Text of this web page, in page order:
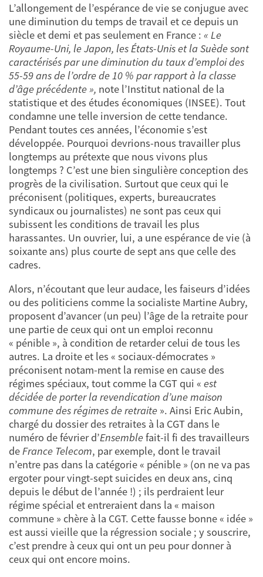
L’allongement de l’espérance de vie se conjugue avec
une diminution du temps de travail et ce depuis un
siècle et demi et pas seulement en France : « Le
Royaume-Uni, le Japon, les États-Unis et la Suède sont
caractérisés par une diminution du taux d’emploi des
55-59 ans de l’ordre de 10 % par rapport à la classe
d’âge précédente », note l’Institut national de la
statistique et des études économiques (INSEE). Tout
condamne une telle inversion de cette tendance.
Pendant toutes ces années, l’économie s’est
développée. Pourquoi devrions-nous travailler plus
longtemps au prétexte que nous vivons plus
longtemps ? C’est une bien singulière conception des
progrès de la civilisation. Surtout que ceux qui le
préconisent (politiques, experts, bureaucrates
syndicaux ou journalistes) ne sont pas ceux qui
subissent les conditions de travail les plus
harassantes. Un ouvrier, lui, a une espérance de vie (à
soixante ans) plus courte de sept ans que celle des
cadres.
Alors, n’écoutant que leur audace, les faiseurs d’idées
ou des politiciens comme la socialiste Martine Aubry,
proposent d’avancer (un peu) l’âge de la retraite pour
une partie de ceux qui ont un emploi reconnu
« pénible », à condition de retarder celui de tous les
autres. La droite et les « sociaux-démocrates »
préconisent notam-ment la remise en cause des
régimes spéciaux, tout comme la CGT qui « est
décidée de porter la revendication d’une maison
commune des régimes de retraite ». Ainsi Eric Aubin,
chargé du dossier des retraites à la CGT dans le
numéro de février d’Ensemblefait-il fi des travailleurs
deFrance Telecom, par exemple, dont le travail
n’entre pas dans la catégorie « pénible » (on ne va pas
ergoter pour vingt-sept suicides en deux ans, cinq
depuis le début de l’année !) ; ils perdraient leur
régime spécial et entreraient dans la « maison
commune » chère à la CGT. Cette fausse bonne « idée »
est aussi vieille que la régression sociale ; y souscrire,
c’est prendre à ceux qui ont un peu pour donner à
ceux qui ont encore moins.